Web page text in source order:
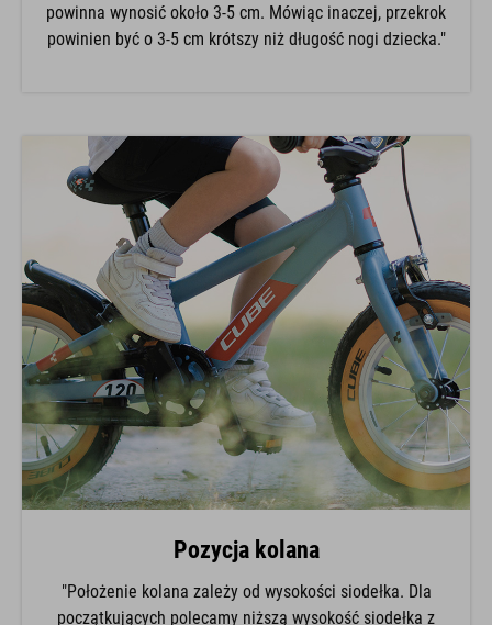
powinna wynosić około 3-5 cm. Mówiąc inaczej, przekrok
powinien być o 3-5 cm krótszy niż długość nogi dziecka."
Pozycja kolana
"Położenie kolana zależy od wysokości siodełka. Dla
początkujących polecamy niższą wysokość siodełka z